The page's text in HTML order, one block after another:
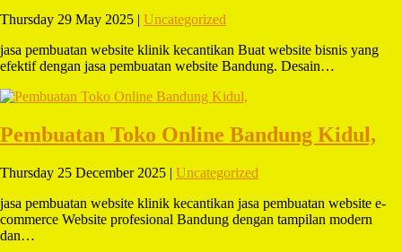
Thursday 29 May 2025 | Uncategorized
jasa pembuatan website klinik kecantikan Buat website bisnis yang
efektif dengan jasa pembuatan website Bandung. Desain…
Pembuatan Toko Online Bandung Kidul,
Thursday 25 December 2025 | Uncategorized
jasa pembuatan website klinik kecantikan jasa pembuatan website e-
commerce Website profesional Bandung dengan tampilan modern
dan…